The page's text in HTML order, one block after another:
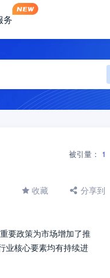
务
被引量： 1
收藏 分享到
要政策为市场增加了推
业核心要素均有持续进